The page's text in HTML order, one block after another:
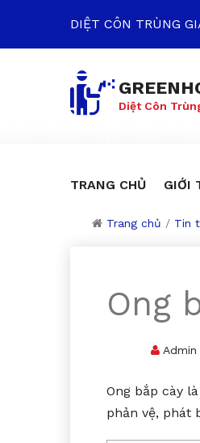
DIỆT CÔN TRÙNG
Diệt Côn
TRANG CHỦ GIỚI
Trang chủ / Tin
Ong
Admin
Ong bắp cày
phản vệ, phát